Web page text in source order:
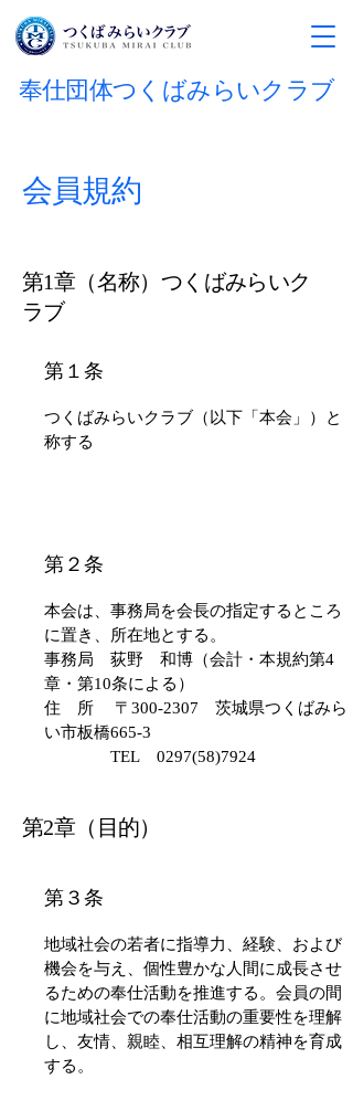
奉仕団体つくばみらいクラブ
​会員規約
第1章（名称）つくばみらいク
ラブ
​第１条
つくばみらいクラブ（以下「本会」）と
称する
​第２条
本会は、事務局を会長の指定するところ
に置き、所在地とする。
事務局 荻野 和博（会計・本規約第4
章・第10条による）
住 所 〒300-2307 茨城県つくばみら
い市板橋665-3
TEL 0297(58)7924
第2章（目的）
​第３条
地域社会の若者に指導力、経験、および
機会を与え、個性豊かな人間に成長させ
るための奉仕活動を推進する。会員の間
に地域社会での奉仕活動の重要性を理解
し、友情、親睦、相互理解の精神を育成
する。